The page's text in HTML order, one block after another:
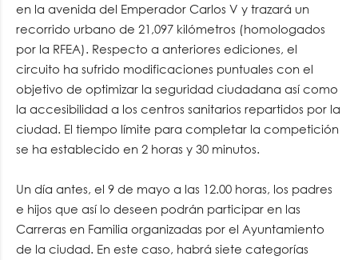
en la avenida del Emperador Carlos V y trazará un
recorrido urbano de 21,097 kilómetros (homologados
por la RFEA). Respecto a anteriores ediciones, el
circuito ha sufrido modificaciones puntuales con el
objetivo de optimizar la seguridad ciudadana así como
la accesibilidad a los centros sanitarios repartidos por la
ciudad. El tiempo límite para completar la competición
se ha establecido en 2 horas y 30 minutos.
Un día antes, el 9 de mayo a las 12.00 horas, los padres
e hijos que así lo deseen podrán participar en las
Carreras en Familia organizadas por el Ayuntamiento
de la ciudad. En este caso, habrá siete categorías